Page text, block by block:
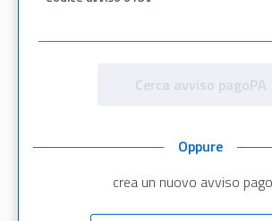
Cerca avviso pagoPA
Oppure
crea un nuovo avviso